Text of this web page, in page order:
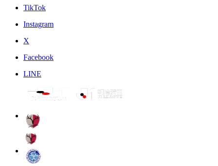
TikTok
Instagram
X
Facebook
LINE